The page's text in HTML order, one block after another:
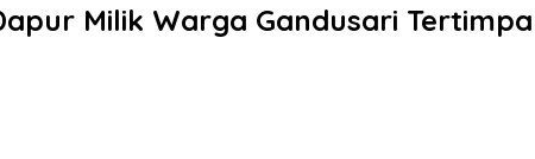
Milik Warga Gandusari